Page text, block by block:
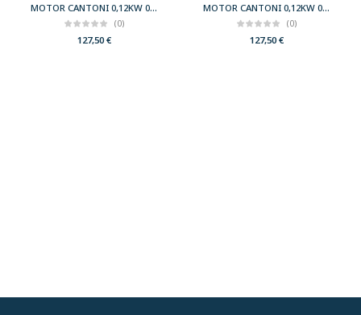
MOTOR CANTONI 0,12KW 0,17CV 3000 B35 T56 230/400 IE2
(0)
127,50€
MOTOR CANTONI 0,12KW 0,17CV 3000 B34 T56 230/400 IE2
(0)
127,50€